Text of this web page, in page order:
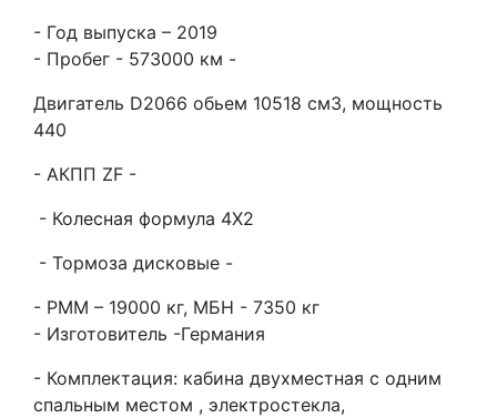
- Год выпуска – 2019
- Пробег - 573000 км -
Двигатель D2066 обьем 10518 см3, мощность
440
- АКПП ZF -
- Колесная формула 4Х2
- Тормоза дисковые -
- РММ – 19000 кг, МБН - 7350 кг
- Изготовитель -Германия
- Комплектация: кабина двухместная с одним
спальным местом , электростекла,